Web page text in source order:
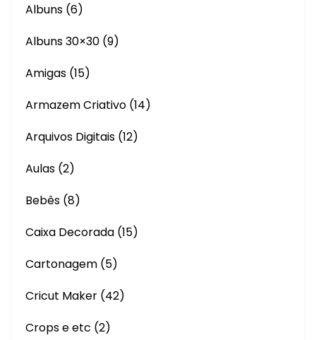
Albuns (6)
Albuns 30×30 (9)
Amigas (15)
Armazem Criativo (14)
Arquivos Digitais (12)
Aulas (2)
Bebês (8)
Caixa Decorada (15)
Cartonagem (5)
Cricut Maker (42)
Crops e etc (2)